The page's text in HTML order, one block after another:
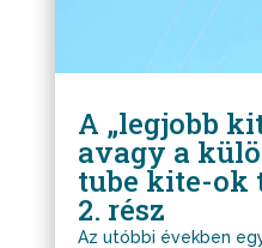
A „legjobb
avagy a
tube kite-ok
2. rész
Az utóbbi években